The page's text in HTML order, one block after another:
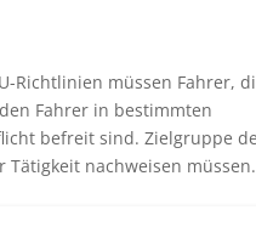
Richtlinien müssen Fahrer,
Fahrer in bestimmten
befreit sind. Zielgruppe
nachweisen müssen.